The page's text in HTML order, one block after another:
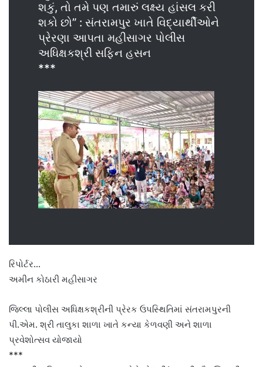
શકું, તો તમે પણ તમારું લક્ષ્ય હાંસલ કરી
શકો છો” : સંતરામપુર ખાતે વિદ્યાર્થીઓને
પ્રેરણા આપતા મહીસાગર પોલીસ
અધિક્ષકશ્રી સફિન હસન
***
રિપોર્ટર…
અમીન કોઠારી મહીસાગર
જિલ્લા પોલીસ અધિક્ષકશ્રીની પ્રેરક ઉપસ્થિતિમાં સંતરામપુરની
પી.એમ. શ્રી તાલુકા શાળા ખાતે કન્યા કેળવણી અને શાળા
પ્રવેશોત્સવ યોજાયો
***